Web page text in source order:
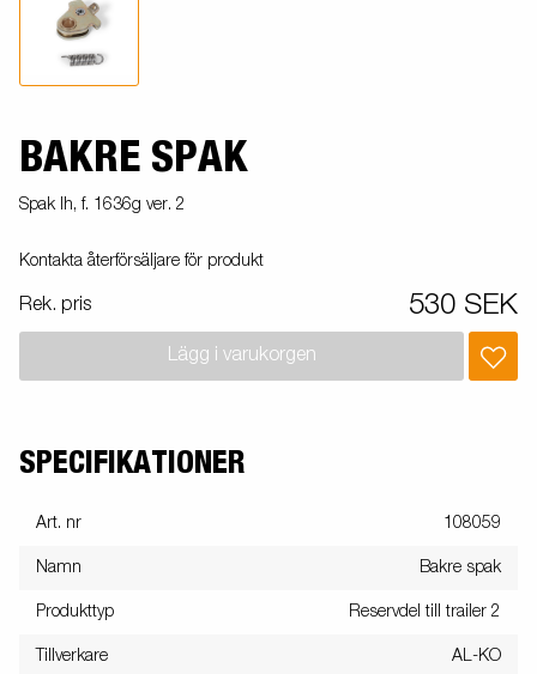
BAKRE SPAK
Spak lh, f. 1636g ver. 2
Kontakta återförsäljare för produkt
Rek. pris 530 SEK
Lägg i varukorgen
SPECIFIKATIONER
Art. nr 108059
Namn Bakre spak
Produkttyp Reservdel till trailer 2
Tillverkare AL-KO